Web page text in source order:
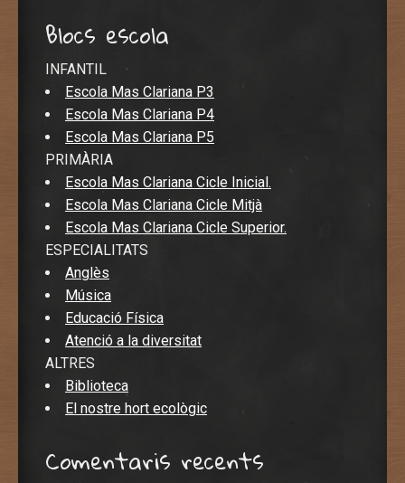
Blocs escola
INFANTIL
Escola Mas Clariana P3
Escola Mas Clariana P4
Escola Mas Clariana P5
PRIMÀRIA
Escola Mas Clariana Cicle Inicial.
Escola Mas Clariana Cicle Mitjà
Escola Mas Clariana Cicle Superior.
ESPECIALITATS
Anglès
Música
Educació Física
Atenció a la diversitat
ALTRES
Biblioteca
El nostre hort ecològic
Comentaris recents